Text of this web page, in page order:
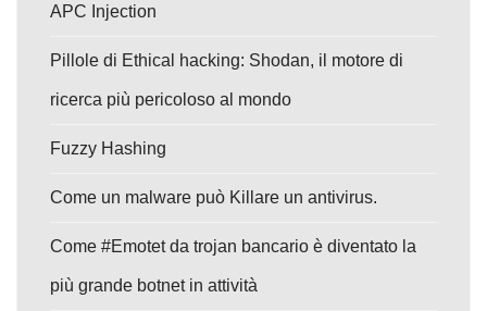
APC Injection
Pillole di Ethical hacking: Shodan, il motore di
ricerca più pericoloso al mondo
Fuzzy Hashing
Come un malware può Killare un antivirus.
Come #Emotet da trojan bancario è diventato la
più grande botnet in attività